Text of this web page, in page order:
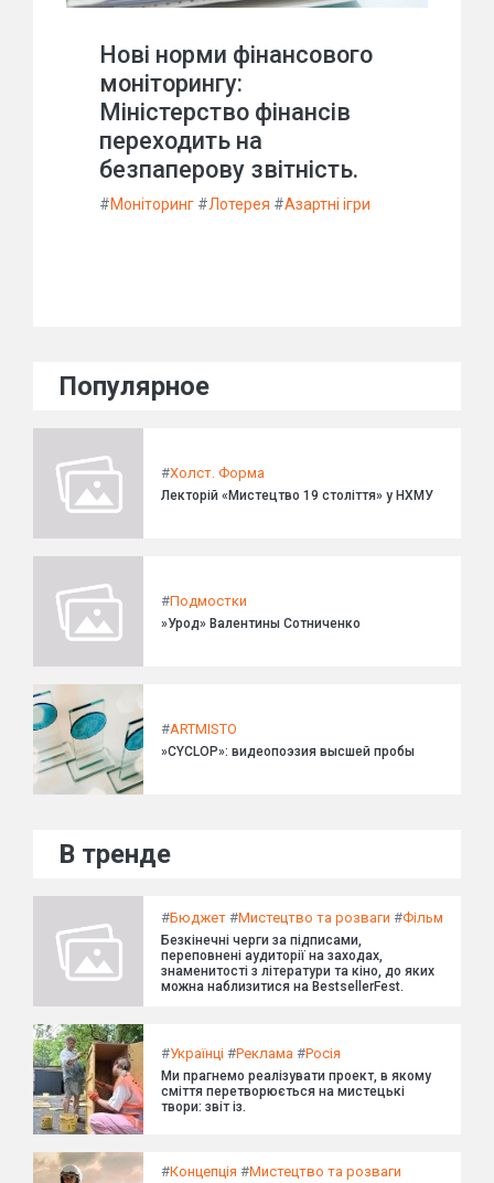
Нові норми фінансового
моніторингу:
Міністерство фінансів
переходить на
безпаперову звітність.
#Моніторинг #Лотерея #Азартні ігри
Популярное
#Холст. Форма
Лекторій «Мистецтво 19 століття» у НХМУ
#Подмостки
»Урод» Валентины Сотниченко
#ARTMISTO
»CYCLOP»: видеопоэзия высшей пробы
В тренде
#Бюджет #Мистецтво та розваги #Фільм
Безкінечні черги за підписами,
переповнені аудиторії на заходах,
знаменитості з літератури та кіно, до яких
можна наблизитися на BestsellerFest.
#Українці #Реклама #Росія
Ми прагнемо реалізувати проект, в якому
сміття перетворюється на мистецькі
твори: звіт із.
#Концепція #Мистецтво та розваги